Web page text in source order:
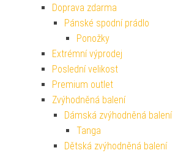
Doprava zdarma
Pánské spodní prádlo
Ponožky
Extrémní výprodej
Poslední velikost
Premium outlet
Zvýhodněná balení
Dámská zvýhodněná balení
Tanga
Dětská zvýhodněná balení